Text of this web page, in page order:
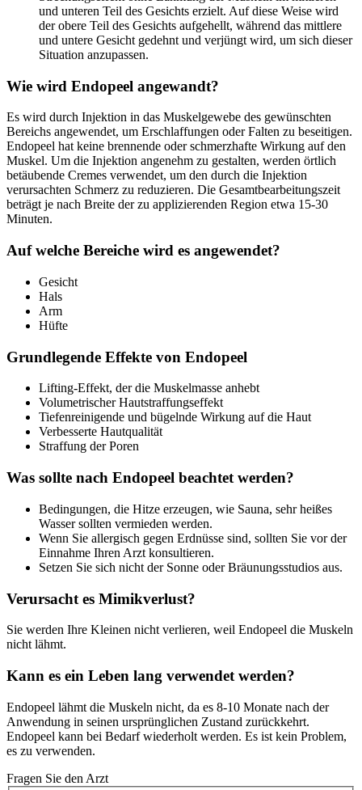
und unteren Teil des Gesichts erzielt. Auf diese Weise wird
der obere Teil des Gesichts aufgehellt, während das mittlere
und untere Gesicht gedehnt und verjüngt wird, um sich dieser
Situation anzupassen.
Wie wird Endopeel angewandt?
Es wird durch Injektion in das Muskelgewebe des gewünschten
Bereichs angewendet, um Erschlaffungen oder Falten zu beseitigen.
Endopeel hat keine brennende oder schmerzhafte Wirkung auf den
Muskel. Um die Injektion angenehm zu gestalten, werden örtlich
betäubende Cremes verwendet, um den durch die Injektion
verursachten Schmerz zu reduzieren. Die Gesamtbearbeitungszeit
beträgt je nach Breite der zu applizierenden Region etwa 15-30
Minuten.
Auf welche Bereiche wird es angewendet?
Gesicht
Hals
Arm
Hüfte
Grundlegende Effekte von Endopeel
Lifting-Effekt, der die Muskelmasse anhebt
Volumetrischer Hautstraffungseffekt
Tiefenreinigende und bügelnde Wirkung auf die Haut
Verbesserte Hautqualität
Straffung der Poren
Was sollte nach Endopeel beachtet werden?
Bedingungen, die Hitze erzeugen, wie Sauna, sehr heißes
Wasser sollten vermieden werden.
Wenn Sie allergisch gegen Erdnüsse sind, sollten Sie vor der
Einnahme Ihren Arzt konsultieren.
Setzen Sie sich nicht der Sonne oder Bräunungsstudios aus.
Verursacht es Mimikverlust?
Sie werden Ihre Kleinen nicht verlieren, weil Endopeel die Muskeln
nicht lähmt.
Kann es ein Leben lang verwendet werden?
Endopeel lähmt die Muskeln nicht, da es 8-10 Monate nach der
Anwendung in seinen ursprünglichen Zustand zurückkehrt.
Endopeel kann bei Bedarf wiederholt werden. Es ist kein Problem,
es zu verwenden.
Fragen Sie den Arzt